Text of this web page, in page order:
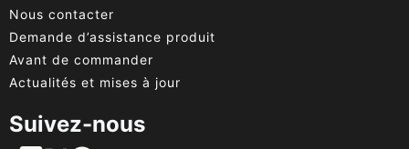
Nous contacter
Demande d’assistance produit
Avant de commander
Actualités et mises à jour
Suivez-nous